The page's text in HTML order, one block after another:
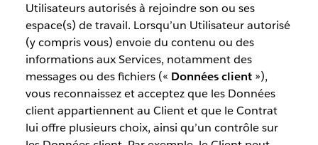
Utilisateurs autorisés à rejoindre son ou ses
espace(s) de travail. Lorsqu’un Utilisateur autorisé
(y compris vous) envoie du contenu ou des
informations aux Services, notamment des
messages ou des fichiers (« Données client»),
vous reconnaissez et acceptez que les Données
client appartiennent au Client et que le Contrat
lui offre plusieurs choix, ainsi qu’un contrôle sur